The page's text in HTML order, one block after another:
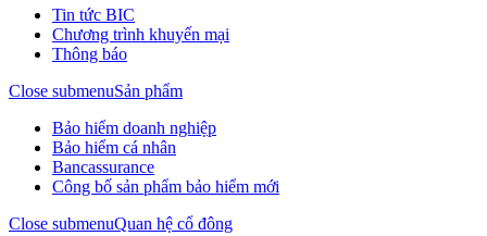
Tin tức BIC
Chương trình khuyến mại
Thông báo
Close submenuSản phẩm
Bảo hiểm doanh nghiệp
Bảo hiểm cá nhân
Bancassurance
Công bố sản phẩm bảo hiểm mới
Close submenuQuan hệ cổ đông